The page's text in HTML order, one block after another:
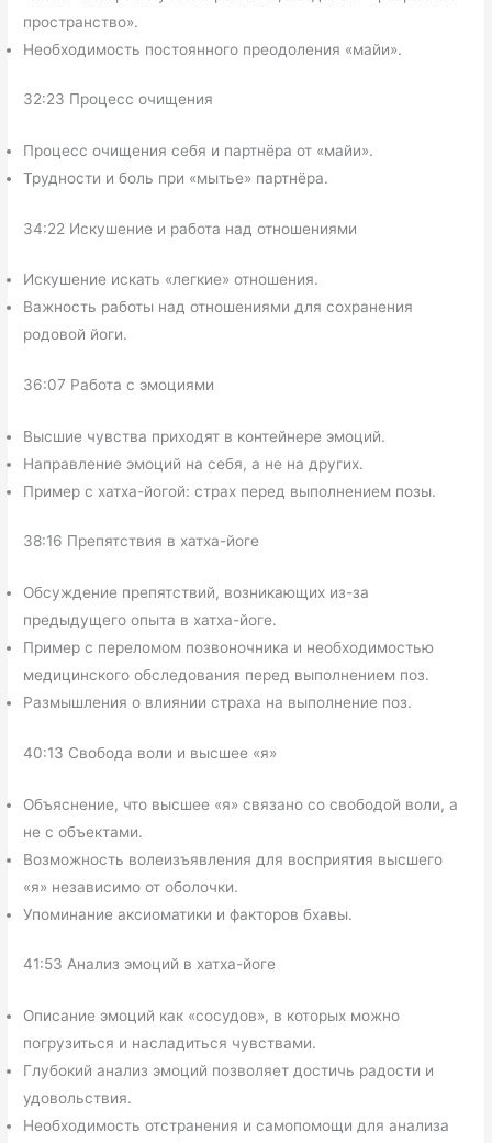
пространство».
Необходимость постоянного преодоления «майи».
32:23 Процесс очищения
Процесс очищения себя и партнёра от «майи».
Трудности и боль при «мытье» партнёра.
34:22 Искушение и работа над отношениями
Искушение искать «легкие» отношения.
Важность работы над отношениями для сохранения
родовой йоги.
36:07 Работа с эмоциями
Высшие чувства приходят в контейнере эмоций.
Направление эмоций на себя, а не на других.
Пример с хатха-йогой: страх перед выполнением позы.
38:16 Препятствия в хатха-йоге
Обсуждение препятствий, возникающих из-за
предыдущего опыта в хатха-йоге.
Пример с переломом позвоночника и необходимостью
медицинского обследования перед выполнением поз.
Размышления о влиянии страха на выполнение поз.
40:13 Свобода воли и высшее «я»
Объяснение, что высшее «я» связано со свободой воли, а
не с объектами.
Возможность волеизъявления для восприятия высшего
«я» независимо от оболочки.
Упоминание аксиоматики и факторов бхавы.
41:53 Анализ эмоций в хатха-йоге
Описание эмоций как «сосудов», в которых можно
погрузиться и насладиться чувствами.
Глубокий анализ эмоций позволяет достичь радости и
удовольствия.
Необходимость отстранения и самопомощи для анализа